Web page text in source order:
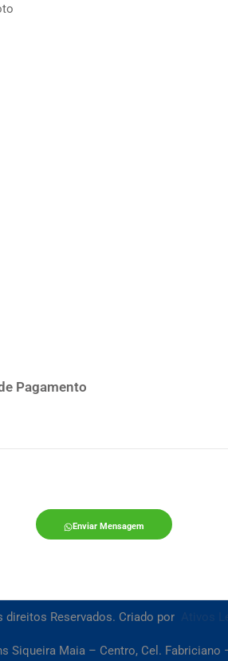
Pagamento
Enviar Mensagem
direitos Reservados. Criado por
Siqueira Maia – Centro, Cel. Fabriciano